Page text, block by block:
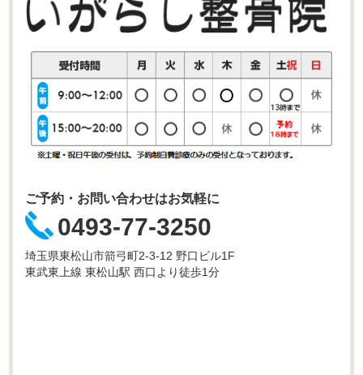
ご予約・お問い合わせはお気軽に
0493-77-3250
埼玉県東松山市箭弓町2-3-12 野口ビル1F
東武東上線 東松山駅 西口より徒歩1分